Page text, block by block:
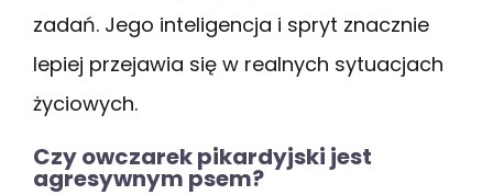
zadań. Jego inteligencja i spryt znacznie
lepiej przejawia się w realnych sytuacjach
życiowych.
Czy owczarek pikardyjski jest
agresywnym psem?